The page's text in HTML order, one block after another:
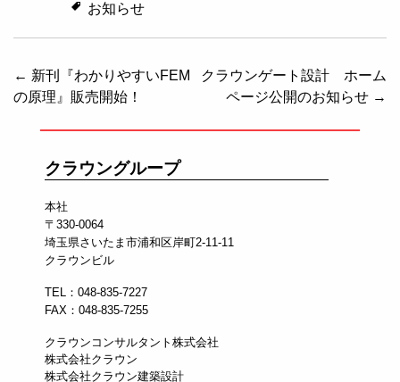
お知らせ
投稿ナビゲーション
← 新刊『わかりやすいFEM
の原理』販売開始！
クラウンゲート設計 ホーム
ページ公開のお知らせ →
クラウングループ
本社
〒330-0064
埼玉県さいたま市浦和区岸町2-11-11
クラウンビル
TEL：048-835-7227
FAX：048-835-7255
クラウンコンサルタント株式会社
株式会社クラウン
株式会社クラウン建築設計